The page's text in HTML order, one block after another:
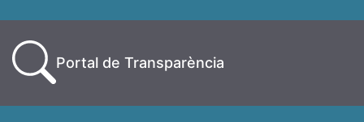
Portal de Transparència